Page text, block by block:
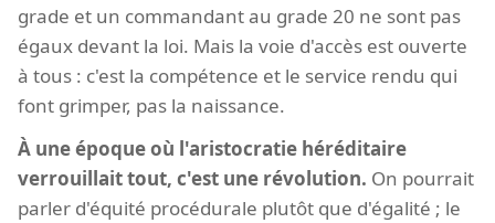
grade et un commandant au grade 20 ne sont pas
égaux devant la loi. Mais la voie d'accès est ouverte
à tous : c'est la compétence et le service rendu qui
font grimper, pas la naissance.
À une époque où l'aristocratie héréditaire
verrouillait tout, c'est une révolution. On pourrait
parler d'équité procédurale plutôt que d'égalité ; le